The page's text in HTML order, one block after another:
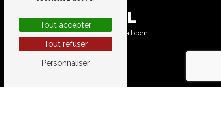
E-MAIL
garage.aires@gmail.com
Tout accepter
Tout refuser
Personnaliser